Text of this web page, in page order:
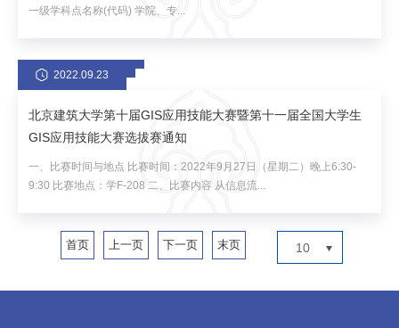
一级学科点名称(代码) 学院、专...
2022.09.23
北京建筑大学第十届GIS应用技能大赛暨第十一届全国大学生
GIS应用技能大赛选拔赛通知
一、比赛时间与地点 比赛时间：2022年9月27日（星期二）晚上6:30-
9:30 比赛地点：学F-208 二、比赛内容 从信息流...
首页 上一页 下一页 末页 10